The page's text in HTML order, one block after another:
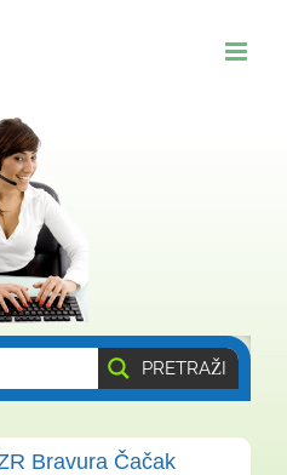
PRETRAŽI
Bravura Čačak